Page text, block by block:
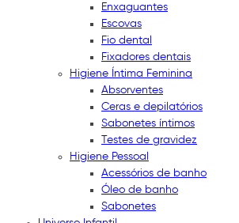
Enxaguantes
Escovas
Fio dental
Fixadores dentais
Higiene Íntima Feminina
Absorventes
Ceras e depilatórios
Sabonetes íntimos
Testes de gravidez
Higiene Pessoal
Acessórios de banho
Óleo de banho
Sabonetes